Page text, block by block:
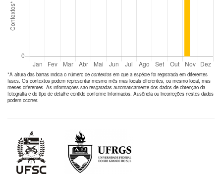
*A altura das barras indica o número de contextos em que a espécie foi registrada em diferentes
fases. Os contextos podem representar mesmo mês mas locais diferentes, ou mesmo local, mas
meses diferentes. As informações são resgatadas automaticamente dos dados de obtenção da
fotografia e do tipo de detalhe contido conforme informados. Ausência ou incorreções nestes dados
podem ocorrer.